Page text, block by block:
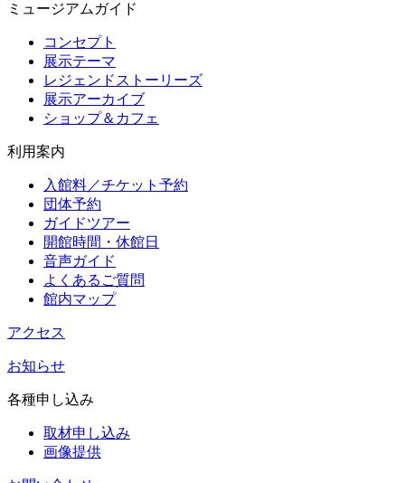
ミュージアムガイド
コンセプト
展示テーマ
レジェンドストーリーズ
展示アーカイブ
ショップ＆カフェ
利用案内
入館料／チケット予約
団体予約
ガイドツアー
開館時間・休館日
音声ガイド
よくあるご質問
館内マップ
アクセス
お知らせ
各種申し込み
取材申し込み
画像提供